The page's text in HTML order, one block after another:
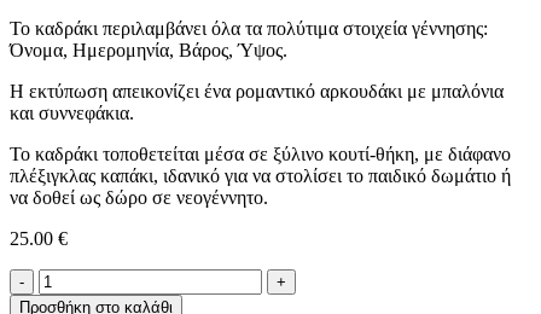
Το καδράκι περιλαμβάνει όλα τα πολύτιμα στοιχεία γέννησης:
Όνομα, Ημερομηνία, Βάρος, Ύψος.
Η εκτύπωση απεικονίζει ένα ρομαντικό αρκουδάκι με μπαλόνια
και συννεφάκια.
Το καδράκι τοποθετείται μέσα σε ξύλινο κουτί-θήκη, με διάφανο
πλέξιγκλας καπάκι, ιδανικό για να στολίσει το παιδικό δωμάτιο ή
να δοθεί ως δώρο σε νεογέννητο.
25.00 €
Αναμνηστικό
Καδράκι
Προσθήκη στο καλάθι